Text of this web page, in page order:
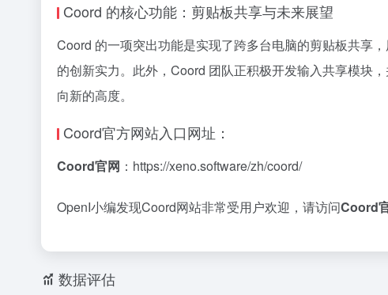
Coord 的核心功能：剪贴板共享与未来展望
Coord 的一项突出功能是实现了跨多台电脑的剪贴板共享
的创新实力。此外，Coord 团队正积极开发输入共享模块
向新的高度。
Coord官方网站入口网址：
Coord官网 ：https://xeno.software/zh/coord/
OpenI小编发现Coord网站非常受用户欢迎，请访问Coord
数据评估